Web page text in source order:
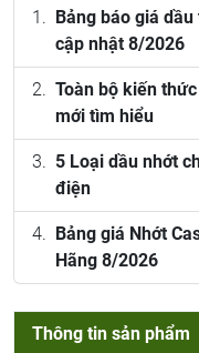
Bảng báo giá
cập nhật 8/2026
Toàn bộ kiến
mới tìm hiểu
5 Loại dầu nhớt
điện
Bảng giá Nhớt
Hãng 8/2026
Thông tin sản phẩm